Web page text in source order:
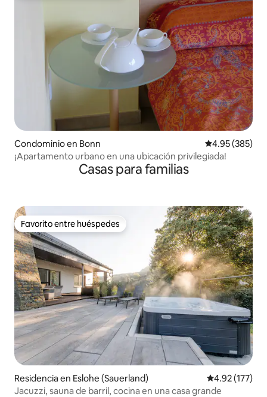
Condominio en Bonn Calificación
4.95 (385)
¡Apartamento urbano en una ubicación privilegiada!
Casas para familias
Favorito entre huéspedes
Favorito entre huéspedes
Residencia en Eslohe (Sauerland) Calificación
4.92 (177)
Jacuzzi, sauna de barril, cocina en una casa grande